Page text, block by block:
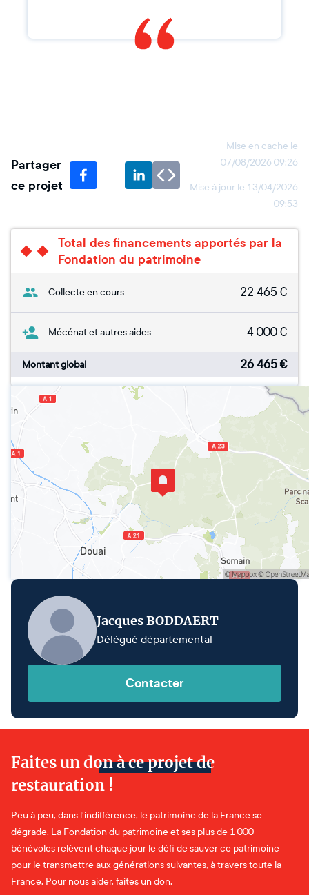
Partager
ce projet
Mise en cache le
07/08/2026 09:26
Mise à jour le 13/04/2026
09:53
Total des financements apportés par la
Fondation du patrimoine
Collecte en cours 22 465 €
Mécénat et autres aides 4 000€
Montant global 26 465€
Jacques BODDAERT
Délégué départemental
Contacter
Faites un don à ce projet de
restauration !
Peu à peu, dans l'indifférence, le patrimoine de la France se
dégrade. La Fondation du patrimoine et ses plus de 1 000
bénévoles relèvent chaque jour le défi de sauver ce patrimoine
pour le transmettre aux générations suivantes, à travers toute la
France. Pour nous aider, faites un don.